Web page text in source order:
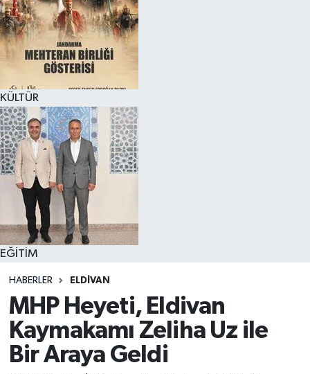
KÜLTÜR
EĞİTİM
HABERLER ELDİVAN
MHP Heyeti, Eldivan
Kaymakamı Zeliha Uz ile
Bir Araya Geldi